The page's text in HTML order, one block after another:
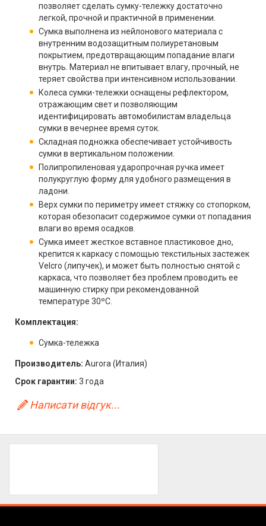
позволяет сделать сумку-тележку достаточно
легкой, прочной и практичной в применении.
Сумка выполнена из нейлонового материала с
внутренним водозащитным полиуретановым
покрытием, предотвращающим попадание влаги
внутрь. Материал не впитывает влагу, прочный, не
теряет свойства при интенсивном использовании.
Колеса сумки-тележки оснащены рефлектором,
отражающим свет и позволяющим
идентифицировать автомобилистам владельца
сумки в вечернее время суток.
Складная подножка обеспечивает устойчивость
сумки в вертикальном положении.
Полипропиленовая ударопрочная ручка имеет
полукруглую форму для удобного размещения в
ладони.
Верх сумки по периметру имеет стяжку со стопорком,
которая обезопасит содержимое сумки от попадания
влаги во время осадков.
Cумка имеет жесткое вставное пластиковое дно,
крепится к каркасу с помощью текстильных застежек
Velcro (липучек), и может быть полностью снятой с
каркаса, что позволяет без проблем проводить ее
машинную стирку при рекомендованной
температуре 30ºС.
Комплектация:
Сумка-тележка
Производитель: Aurora (Италия)
Срок гарантии: 3 года
Написати відгук...